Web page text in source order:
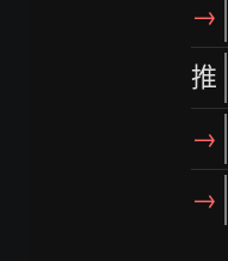
→
推
→
→